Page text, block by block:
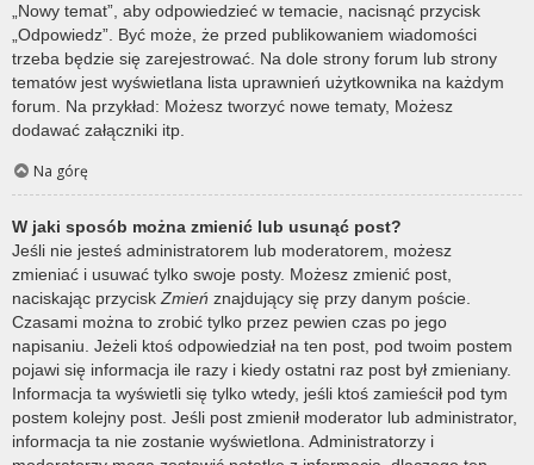
„Nowy temat”, aby odpowiedzieć w temacie, nacisnąć przycisk
„Odpowiedz”. Być może, że przed publikowaniem wiadomości
trzeba będzie się zarejestrować. Na dole strony forum lub strony
tematów jest wyświetlana lista uprawnień użytkownika na każdym
forum. Na przykład: Możesz tworzyć nowe tematy, Możesz
dodawać załączniki itp.
Na górę
W jaki sposób można zmienić lub usunąć post?
Jeśli nie jesteś administratorem lub moderatorem, możesz
zmieniać i usuwać tylko swoje posty. Możesz zmienić post,
naciskając przycisk Zmień znajdujący się przy danym poście.
Czasami można to zrobić tylko przez pewien czas po jego
napisaniu. Jeżeli ktoś odpowiedział na ten post, pod twoim postem
pojawi się informacja ile razy i kiedy ostatni raz post był zmieniany.
Informacja ta wyświetli się tylko wtedy, jeśli ktoś zamieścił pod tym
postem kolejny post. Jeśli post zmienił moderator lub administrator,
informacja ta nie zostanie wyświetlona. Administratorzy i